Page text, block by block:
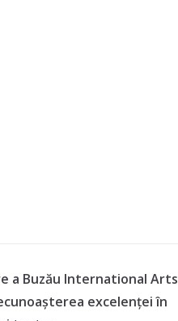
a Buzău International Arts
excelenței în